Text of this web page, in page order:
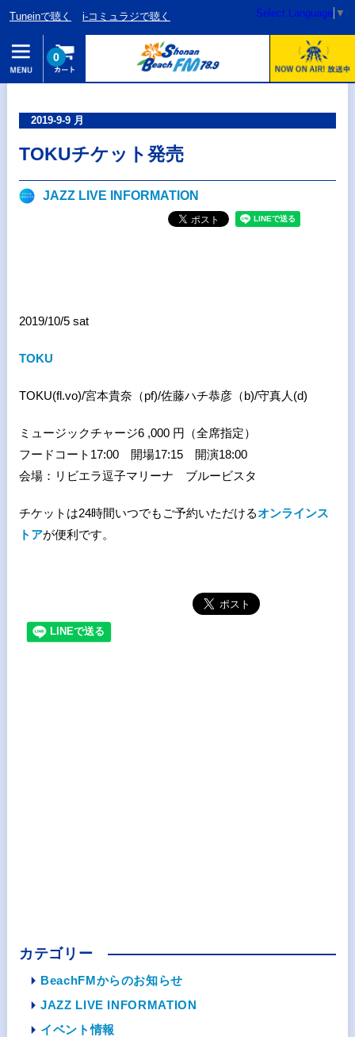
Tuneinで聴く i-コミュラジで聴く Select Language ▼
0
2019-9-9 月
TOKUチケット発売
JAZZ LIVE INFORMATION
2019/10/5 sat
TOKU
TOKU(fl.vo)/宮本貴奈（pf)/佐藤ハチ恭彦（b)/守真人(d)
ミュージックチャージ6 ,000 円（全席指定）
フードコート17:00 開場17:15 開演18:00
会場：リビエラ逗子マリーナ ブルービスタ
チケットは24時間いつでもご予約いただけるオンラインス
トアが便利です。
カテゴリー
BeachFMからのお知らせ
JAZZ LIVE INFORMATION
イベント情報